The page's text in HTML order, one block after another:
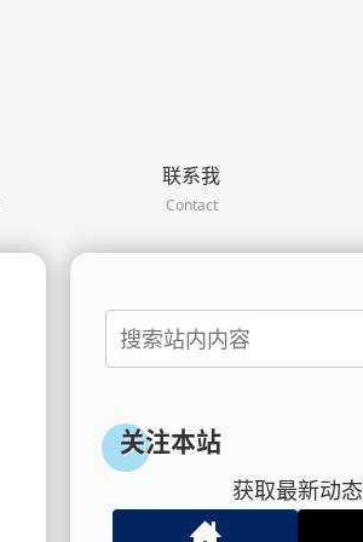
联系我
Contact
关注本站
获取最新动态